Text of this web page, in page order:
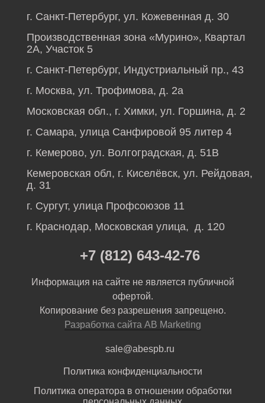
г. Санкт-Петербург, ул. Кожевенная д. 30
Производственная зона «Мурино», Квартал
2А, Участок 5
г. Санкт-Петербург, Индустриальный пр., 43
г. Москва, ул. Трофимова, д. 2а
Московская обл., г. Химки, ул. Горшина, д. 2
г. Самара, улица Санфировой 95 литер 4
г. Кемерово, ул. Волгоградская, д. 51В
Кемеровская обл, г. Киселёвск, ул. Рейдовая,
д. 31
г. Сургут, улица Профсоюзов 11
г. Краснодар, Московская улица, д. 120
+7 (812) 643-42-76
Информация на сайте не является публичной
офертой.
Копирование без разрешения запрещено.
Разработка сайта AB Marketing
sale@abespb.ru
Политика конфиденциальности
Политика оператора в отношении обработки